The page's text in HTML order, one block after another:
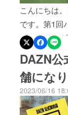
名様~テーブ
なります。(
りテーブル席
可。)ご予約
(080-4086-
Instagram・
セージより受
ます！
ヴァンフォ
SC戦を放映
希望の方は
ご予約を承り
人に楽しんで
ため、席数の
名様カウンタ
テーブル席
こんにちは
です。第1回
ビューイン
せです！7月
り、J2リー
レ甲府 対 ジ
ド千葉戦を
戦ご希望の
DAZN公
舗にな
2023/06/16